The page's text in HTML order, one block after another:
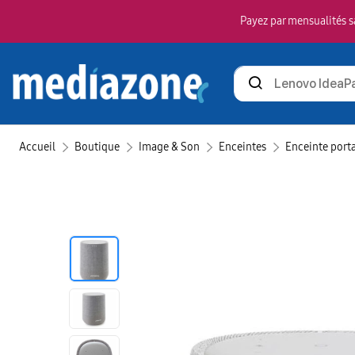
Payez par
Rechercher
des
Accueil Boutique Image & Son Enceintes Enceinte